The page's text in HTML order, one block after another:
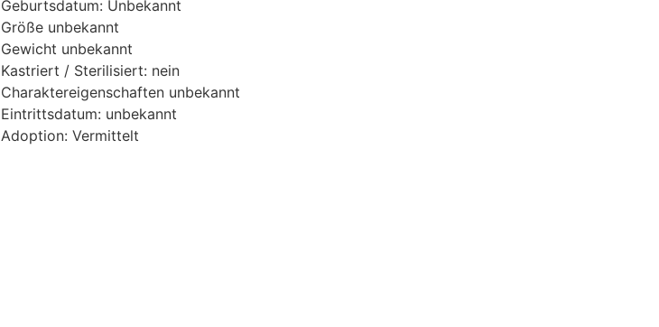
Geburtsdatum: Unbekannt
Größe unbekannt
Gewicht unbekannt
Kastriert / Sterilisiert: nein
Charaktereigenschaften unbekannt
Eintrittsdatum: unbekannt
Adoption: Vermittelt